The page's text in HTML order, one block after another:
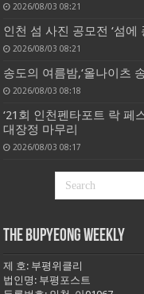
2026/08/03 08:21
인천 섬 사진 공모전 ‘섬에
2026/08/03 08:21
송도의 여름밤,‘올나이츠
2026/08/03 08:18
‘21회 인천펜타포트 락 페
대장정 마무리
2026/08/03 08:17
THE BUPYEONG WEEKLY
제 호: 부평위클리
법인명: 부평포스트